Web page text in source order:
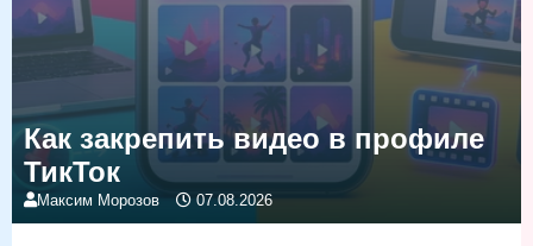
Как закрепить видео в профиле
ТикТок
Максим Морозов 07.08.2026